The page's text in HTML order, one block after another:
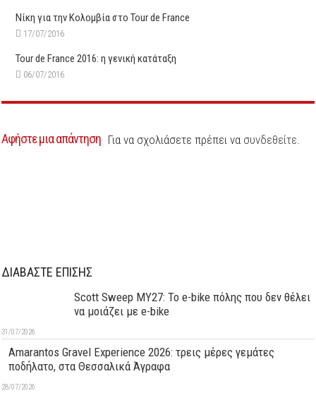
Νίκη για την Κολομβία στο Tour de France
17/07/2016
Tour de France 2016: η γενική κατάταξη
06/07/2016
Αφήστε μια απάντηση Για να σχολιάσετε πρέπει να συνδεθείτε.
ΔΙΑΒΑΣΤΕ ΕΠΙΣΗΣ
Scott Sweep MY27: Το e-bike πόλης που δεν θέλει
να μοιάζει με e-bike
31/07/2026
Amarantos Gravel Experience 2026: τρεις μέρες γεμάτες
ποδήλατο, στα Θεσσαλικά Άγραφα
28/07/2026